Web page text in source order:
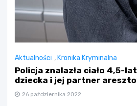
Aktualności , Kronika Kryminalna
Policja znalazła ciało 4,5-
dziecka i jej partner
26 października 2022